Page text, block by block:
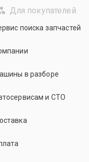
Для покупателей
поиска запчастей
в разборе
и СТО